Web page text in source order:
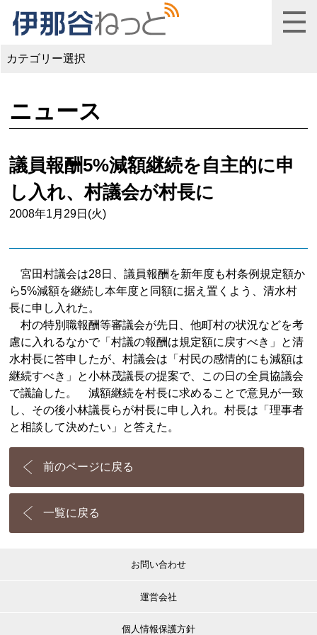
カテゴリー選択
ニュース
議員報酬5%減額継続を自主的に申
し入れ、村議会が村長に
2008年1月29日(火)
宮田村議会は28日、議員報酬を新年度も村条例規定額か
ら5%減額を継続し本年度と同額に据え置くよう、清水村
長に申し入れた。
村の特別職報酬等審議会が先日、他町村の状況などを考
慮に入れるなかで「村議の報酬は規定額に戻すべき」と清
水村長に答申したが、村議会は「村民の感情的にも減額は
継続すべき」と小林茂議長の提案で、この日の全員協議会
で議論した。 減額継続を村長に求めることで意見が一致
し、その後小林議長らが村長に申し入れ。村長は「理事者
と相談して決めたい」と答えた。
前のページに戻る
一覧に戻る
お問い合わせ
運営会社
個人情報保護方針